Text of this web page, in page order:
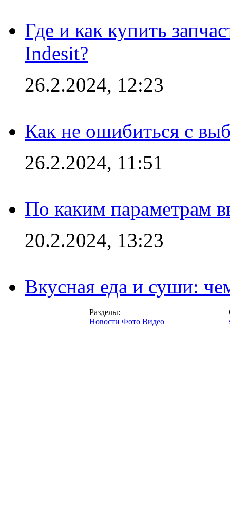
Где и как купить
Indesit?
26.2.2024, 12:23
Как не ошибиться с
26.2.2024, 11:51
По каким параметрам
20.2.2024, 13:23
Вкусная еда и суши:
Разделы:
Новости Фото Видео